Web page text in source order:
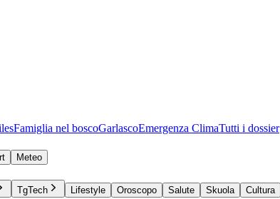
Famiglia nel boscoGarlascoEmergenza ClimaTutti i dossier
Meteo
TgTech Lifestyle Oroscopo Salute Skuola Cultura